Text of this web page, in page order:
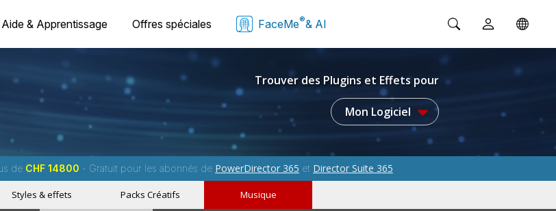
Aide & Apprentissage Offres spéciales FaceMe®& AI
Trouver des Plugins et Effets pour
Mon Logiciel
de CHF 14800 - Gratuit pour les abonnés de PowerDirector 365 et Director Suite 365
Styles & effets Packs Créatifs Musique